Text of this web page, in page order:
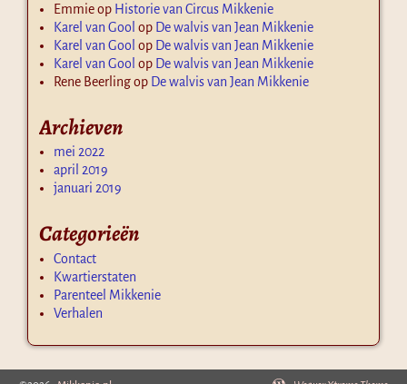
Emmieop Historie van Circus Mikkenie
Karel van Gool op De walvis van Jean Mikkenie
Karel van Gool op De walvis van Jean Mikkenie
Karel van Gool op De walvis van Jean Mikkenie
Rene Beerlingop De walvis van Jean Mikkenie
Archieven
mei 2022
april 2019
januari 2019
Categorieën
Contact
Kwartierstaten
Parenteel Mikkenie
Verhalen